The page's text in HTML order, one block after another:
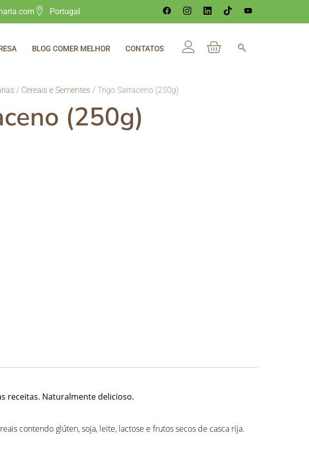
Portugal
BLOG COMER MELHOR CONTATOS
/ Cereais e Sementes / Trigo Sarraceno (250g)
(250g)
receitas. Naturalmente delicioso.
contendo glúten, soja, leite, lactose e frutos secos de casca rija.